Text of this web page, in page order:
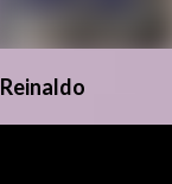
Reinaldo